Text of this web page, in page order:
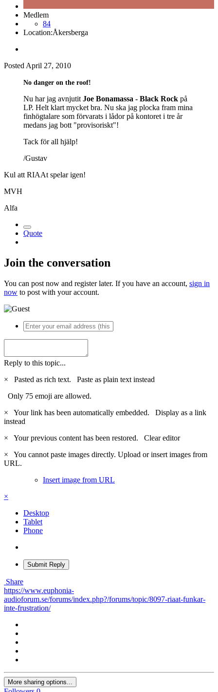
Medlem
84
Location:Åkersberga
Posted April 27, 2010
No danger on the roof!
Nu har jag avnjutit Joe Bonamassa - Black Rock på
LP. Helt klart mycket bra. Nu ska jag plocka fram mina
finhögtalare som förvarats i lådor på kontoret i tre år
medans jag bott "provisoriskt"!
Tack för all hjälp!
/Gustav
Kul att RIAAt spelar igen!
MVH
Alfa
Quote
Join the conversation
You can post now and register later. If you have an account, sign in
now to post with your account.
Reply to this topic...
×
Pasted as rich text. Paste as plain text instead
Only 75 emoji are allowed.
×
Your link has been automatically embedded. Display as a link
instead
×
Your previous content has been restored. Clear editor
×
You cannot paste images directly. Upload or insert images from
URL.
Insert image from URL
×
Desktop
Tablet
Phone
Submit Reply
Share
https://www.euphonia-
audioforum.se/forums/index.php?/forums/topic/8097-riaat-funkar-
inte-frustration/
More sharing options...